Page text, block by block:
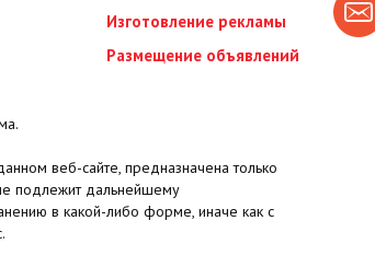
Изготовление рекламы
Размещение объявлений
веб-сайте, предназначена только
подлежит дальнейшему
в какой-либо форме, иначе как с